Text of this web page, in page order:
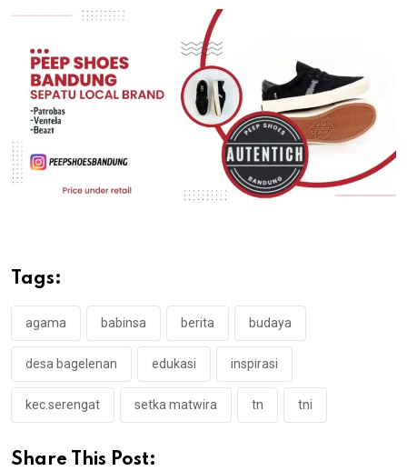
Tags:
agama babinsa berita budaya
desa bagelenan edukasi inspirasi
kec.serengat setka matwira tn tni
Share This Post: